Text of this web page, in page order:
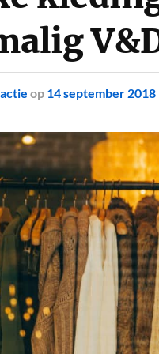
op 14 september 2018